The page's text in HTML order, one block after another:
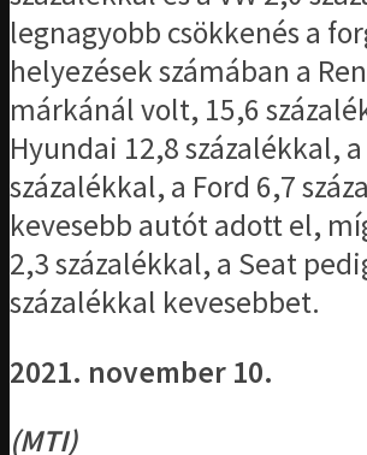
legnagyobb csökkenés a
helyezések számában a
márkánál volt, 15,6
Hyundai 12,8 százalékkal,
százalékkal, a Ford 6,7
kevesebb autót adott el,
2,3 százalékkal, a Seat
százalékkal kevesebbet.
2021. november 10.
(MTI)